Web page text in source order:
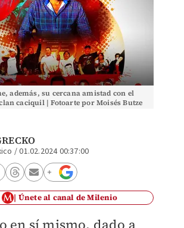
además, su cercana amistad con el
caciquil | Fotoarte por Moisés Butze
/01.02.2024 00:37:00
Únete al canal de Milenio
en sí mismo, dado a